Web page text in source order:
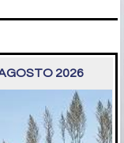
AGOSTO 2026